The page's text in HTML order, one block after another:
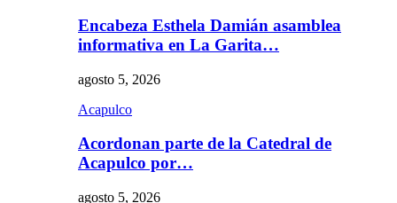
Encabeza Esthela Damián asamblea
informativa en La Garita…
agosto 5, 2026
Acapulco
Acordonan parte de la Catedral de
Acapulco por…
agosto 5, 2026